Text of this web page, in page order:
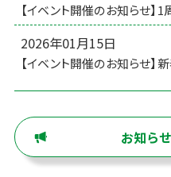
【イベント開催のお知らせ】
2026年01月15日
【イベント開催のお知らせ】
お知ら